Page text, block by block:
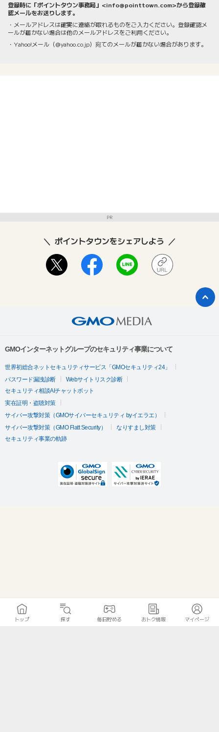
登録時に「ポイントタウン事務局」<info@pointtown.com>から登録確
認メールをお送りします。
・メールアドレスは確実に連絡が取れるものをご入力ください。登録確認メ
ールが届かない場合は他のメールアドレスをご利用ください。
・Yahoo!メール（@yahoo.co.jp）宛てのメールが届かない場合があります。
PR
ポイントタウンをシェアしよう
GMOインターネットグループのセキュリティ事業について
世界初総合ネットセキュリティサービス「GMOセキュリティ24」
パスワード漏洩診断
Webサイトリスク診断
セキュリティ相談AIチャットボット
実在証明・盗聴対策
サイバー攻撃対策（GMOサイバーセキュリティ byイエラエ）
サイバー攻撃対策（GMO Flatt Security）
なりすまし対策
セキュリティ事業の軌跡
トップ 探す 毎日貯める おトク情報 マイページ